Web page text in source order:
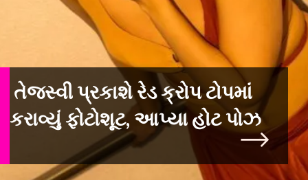
તેજસ્વી પ્રકાશે રેડ ક્રોપ ટોપમાં